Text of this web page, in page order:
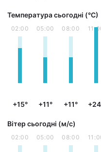
Температура сьогодні (°С)
02:00
+15°
05:00
+11°
08:00
+11°
Вітер сьогодні (м/с)
02:00 05:00 08:00